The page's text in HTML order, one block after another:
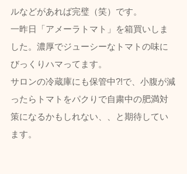
ルなどがあれば完璧（笑）です。
一昨日「アメーラトマト」を箱買いしま
した。濃厚でジューシーなトマトの味に
びっくりハマってます。
サロンの冷蔵庫にも保管中?!で、小腹が減
ったらトマトをパクりで自粛中の肥満対
策になるかもしれない、、と期待してい
ます。